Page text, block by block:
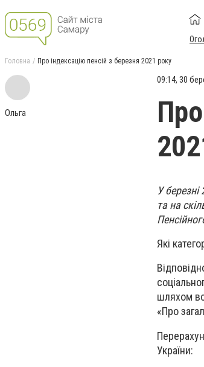
Головна Про індексацію пенсій з березня 2021 року
Ольга
09:14, 30
У
та на
Які
шляхом
«Про
України: